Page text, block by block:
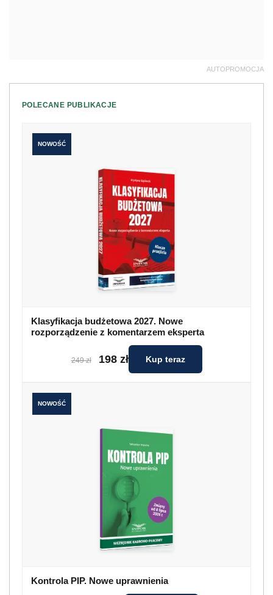
AUTOPROMOCJA
POLECANE PUBLIKACJE
NOWOŚĆ
Klasyfikacja budżetowa 2027. Nowe
rozporządzenie z komentarzem eksperta
249 zł 198 zł Kup teraz
NOWOŚĆ
Kontrola PIP. Nowe uprawnienia